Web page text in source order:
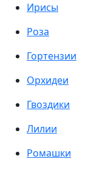
Ирисы
Роза
Гортензии
Орхидеи
Гвоздики
Лилии
Ромашки